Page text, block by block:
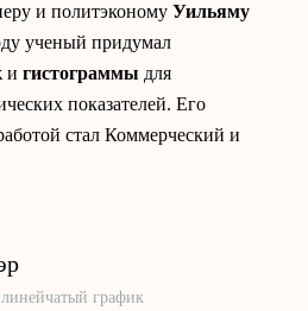
и политэконому Уильяму
ученый придумал
и гистограммы для
показателей. Его
стал Коммерческий и
график